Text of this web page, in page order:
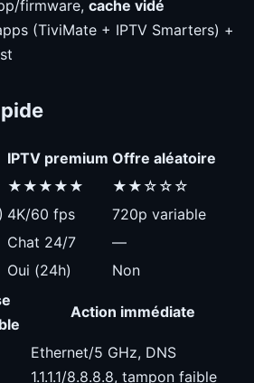
firmware, cache vidé
(TiviMate + IPTV Smarters) +
IPTV premium Offre aléatoire
★★★★★
★★☆☆☆
4K/60 fps
720p variable
Chat 24/7
—
Oui (24h) Non
Action immédiate
Ethernet/5 GHz, DNS
1.1.1.1/8.8.8.8, tampon faible